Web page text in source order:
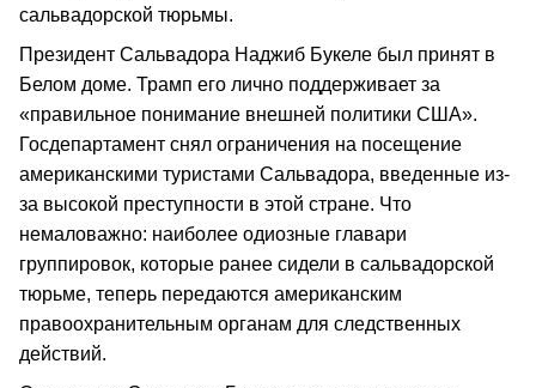
сальвадорской тюрьмы.
Президент Сальвадора Наджиб Букеле был принят в
Белом доме. Трамп его лично поддерживает за
«правильное понимание внешней политики США».
Госдепартамент снял ограничения на посещение
американскими туристами Сальвадора, введенные из-
за высокой преступности в этой стране. Что
немаловажно: наиболее одиозные главари
группировок, которые ранее сидели в сальвадорской
тюрьме, теперь передаются американским
правоохранительным органам для следственных
действий.